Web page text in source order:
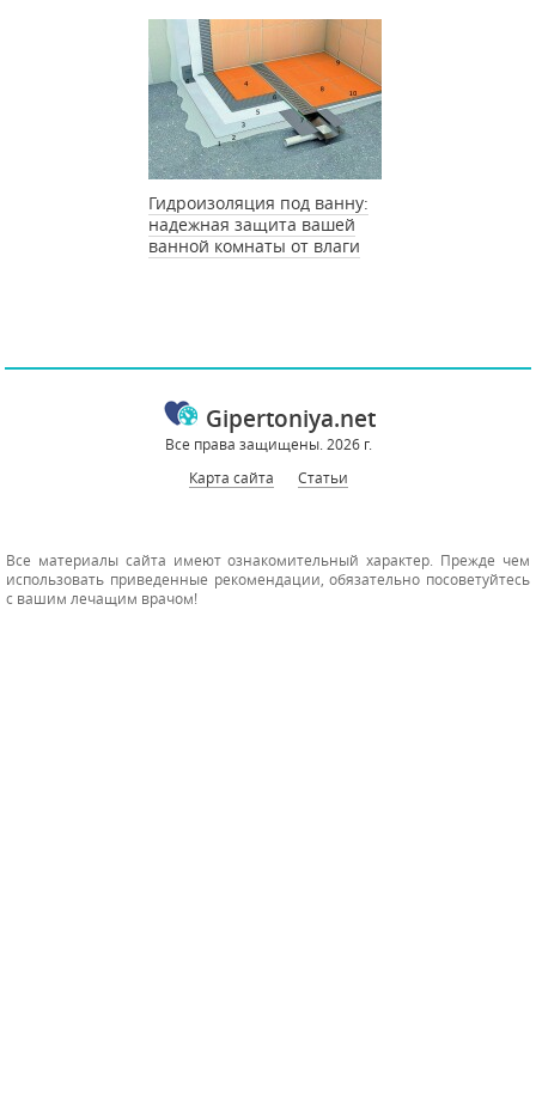
Гидроизоляция под ванну:
надежная защита вашей
ванной комнаты от влаги
Gipertoniya.net
Все права защищены. 2026 г.
Карта сайта
Статьи
Все материалы сайта имеют ознакомительный характер. Прежде чем
использовать приведенные рекомендации, обязательно посоветуйтесь
с вашим лечащим врачом!